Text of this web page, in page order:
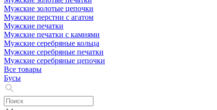
Мужские золотые цепочки
Мужские перстни с агатом
Мужские печатки
Мужские печатки с камнями
Мужские серебряные кольца
Мужские серебряные печатки
Мужские серебряные цепочки
Все товары
Бусы